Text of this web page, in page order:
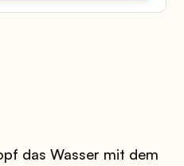
das Wasser mit dem